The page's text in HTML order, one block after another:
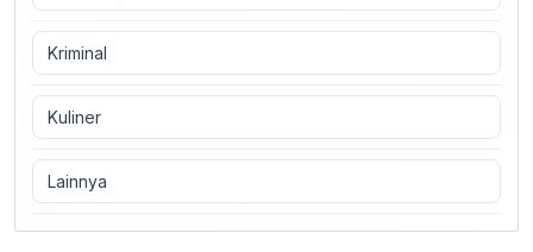
Kriminal
Kuliner
Lainnya